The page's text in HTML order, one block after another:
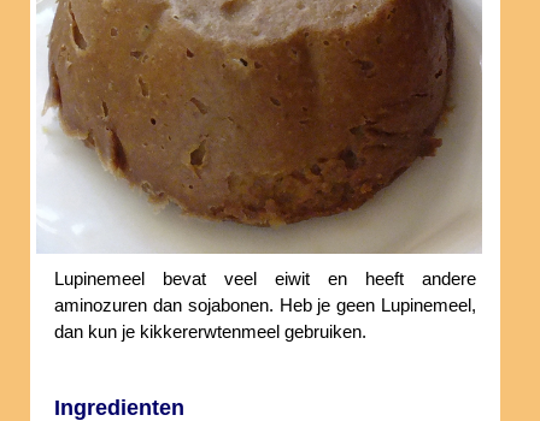
Lupinemeel bevat veel eiwit en heeft andere
aminozuren dan sojabonen. Heb je geen Lupinemeel,
dan kun je kikkererwtenmeel gebruiken.
Ingredienten